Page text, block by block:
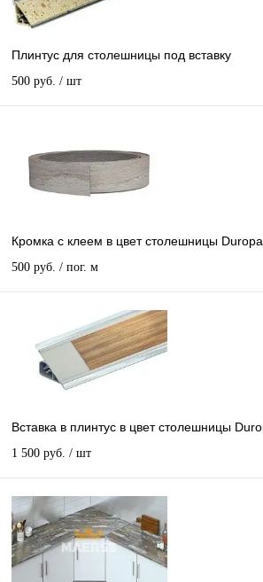
Плинтус для столешницы под вставку
500 руб. / шт
Кромка с клеем в цвет столешницы
500 руб. / пог. м
Вставка в плинтус в цвет столешницы
1 500 руб. / шт